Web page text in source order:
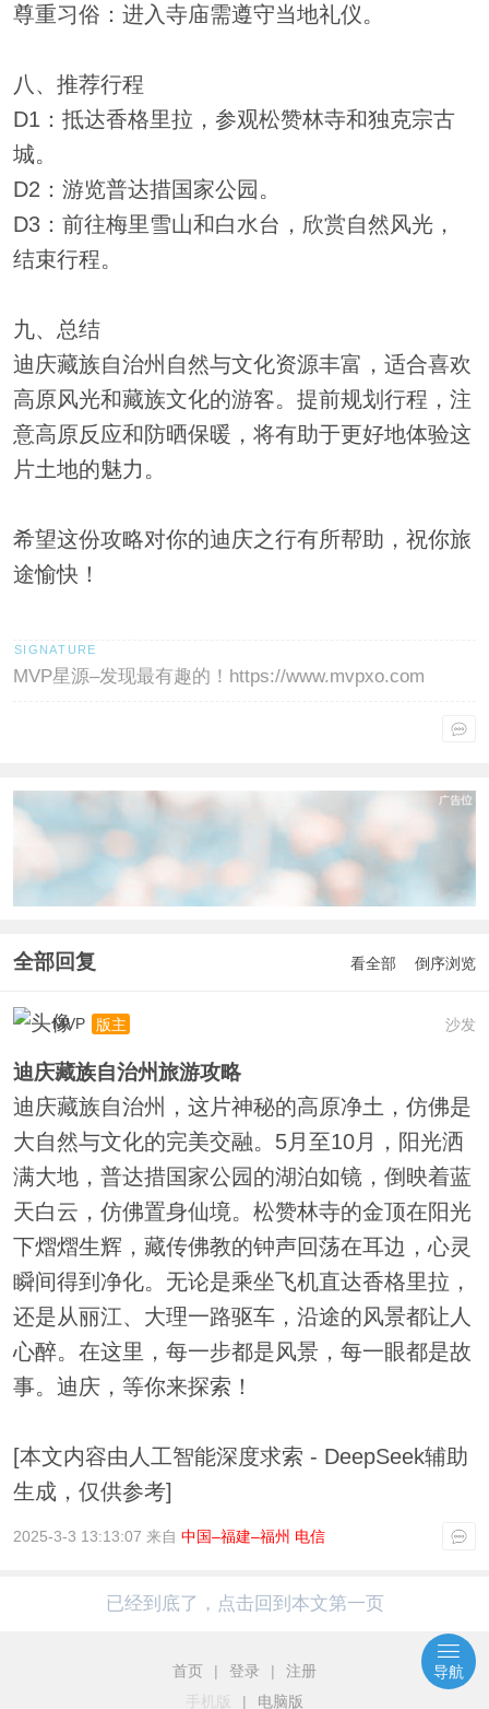
尊重习俗：进入寺庙需遵守当地礼仪。
八、推荐行程
D1：抵达香格里拉，参观松赞林寺和独克宗古
城。
D2：游览普达措国家公园。
D3：前往梅里雪山和白水台，欣赏自然风光，
结束行程。
九、总结
迪庆藏族自治州自然与文化资源丰富，适合喜欢
高原风光和藏族文化的游客。提前规划行程，注
意高原反应和防晒保暖，将有助于更好地体验这
片土地的魅力。
希望这份攻略对你的迪庆之行有所帮助，祝你旅
途愉快！
MVP星源–发现最有趣的！https://www.mvpxo.com
全部回复 看全部 倒序浏览
沙发
MVP 版主
迪庆藏族自治州旅游攻略
迪庆藏族自治州，这片神秘的高原净土，仿佛是
大自然与文化的完美交融。5月至10月，阳光洒
满大地，普达措国家公园的湖泊如镜，倒映着蓝
天白云，仿佛置身仙境。松赞林寺的金顶在阳光
下熠熠生辉，藏传佛教的钟声回荡在耳边，心灵
瞬间得到净化。无论是乘坐飞机直达香格里拉，
还是从丽江、大理一路驱车，沿途的风景都让人
心醉。在这里，每一步都是风景，每一眼都是故
事。迪庆，等你来探索！
[本文内容由人工智能深度求索 - DeepSeek辅助
生成，仅供参考]
2025-3-3 13:13:07 来自 中国–福建–福州 电信
已经到底了，点击回到本文第一页
首页 | 登录 |
注册
手机版
| 电脑版
导航